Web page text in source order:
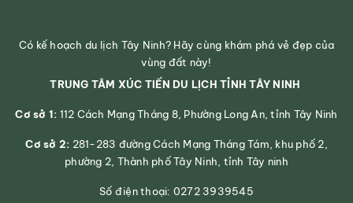
Có kế hoạch du lịch Tây Ninh? Hãy cùng khám phá vẻ đẹp của
vùng đất này!
TRUNG TÂM XÚC TIẾN DU LỊCH TỈNH TÂY NINH
Cơ sở 1: 112 Cách Mạng Tháng 8, Phường Long An, tỉnh Tây Ninh
Cơ sở 2: 281-283 đường Cách Mạng Tháng Tám, khu phố 2,
phường 2, Thành phố Tây Ninh, tỉnh Tây ninh
Số điện thoại: 0272 3939545